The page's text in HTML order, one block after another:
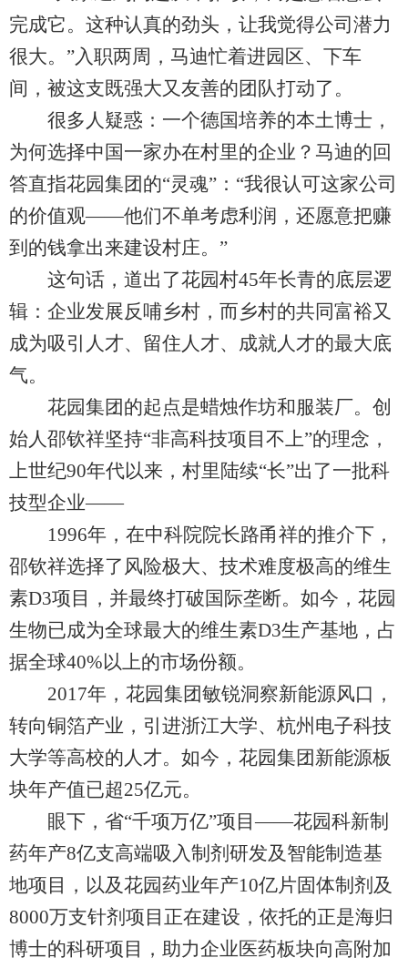
完成它。这种认真的劲头，让我觉得公司潜力
很大。”入职两周，马迪忙着进园区、下车
间，被这支既强大又友善的团队打动了。
很多人疑惑：一个德国培养的本土博士，
为何选择中国一家办在村里的企业？马迪的回
答直指花园集团的“灵魂”：“我很认可这家公司
的价值观——他们不单考虑利润，还愿意把赚
到的钱拿出来建设村庄。”
这句话，道出了花园村45年长青的底层逻
辑：企业发展反哺乡村，而乡村的共同富裕又
成为吸引人才、留住人才、成就人才的最大底
气。
花园集团的起点是蜡烛作坊和服装厂。创
始人邵钦祥坚持“非高科技项目不上”的理念，
上世纪90年代以来，村里陆续“长”出了一批科
技型企业——
1996年，在中科院院长路甬祥的推介下，
邵钦祥选择了风险极大、技术难度极高的维生
素D3项目，并最终打破国际垄断。如今，花园
生物已成为全球最大的维生素D3生产基地，占
据全球40%以上的市场份额。
2017年，花园集团敏锐洞察新能源风口，
转向铜箔产业，引进浙江大学、杭州电子科技
大学等高校的人才。如今，花园集团新能源板
块年产值已超25亿元。
眼下，省“千项万亿”项目——花园科新制
药年产8亿支高端吸入制剂研发及智能制造基
地项目，以及花园药业年产10亿片固体制剂及
8000万支针剂项目正在建设，依托的正是海归
博士的科研项目，助力企业医药板块向高附加